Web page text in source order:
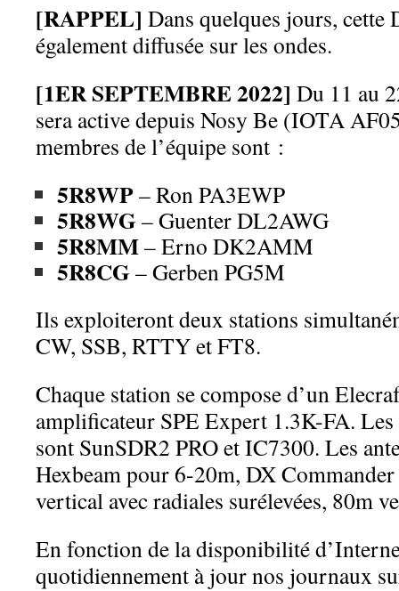
[RAPPEL] Dans quelques jours, cette
également diffusée sur les ondes.
[1ER SEPTEMBRE 2022] Du 11 au
sera active depuis Nosy Be (IOTA
membres de l’équipe sont :
5R8WP– Ron PA3EWP
5R8WG– Guenter DL2AWG
5R8MM– Erno DK2AMM
5R8CG– Gerben PG5M
Ils exploiteront deux stations
CW, SSB, RTTY et FT8.
Chaque station se compose d’un
amplificateur SPE Expert 1.3K-FA. Les
sont SunSDR2 PRO et IC7300. Les
Hexbeam pour 6-20m, DX
vertical avec radiales surélevées, 80m
En fonction de la disponibilité
quotidiennement à jour nos journaux